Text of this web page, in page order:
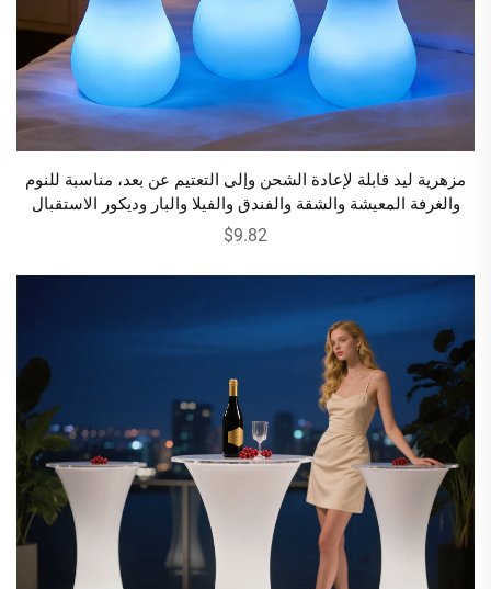
مزهرية ليد قابلة لإعادة الشحن وإلى التعتيم عن بعد، مناسبة للنوم
والغرفة المعيشة والشقة والفندق والفيلا والبار وديكور الاستقبال
$9.82